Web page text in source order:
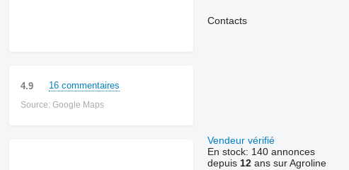
4.9 16 commentaires
Source: Google Maps
Contacts
Vendeur vérifié
En stock: 140 annonces
depuis 12ans sur Agroline